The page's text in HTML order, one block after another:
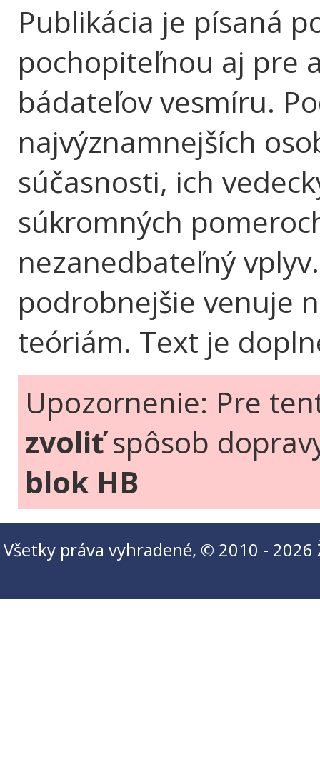
Publikácia je písaná
pochopiteľnou aj pre
bádateľov vesmíru.
najvýznamnejších
súčasnosti, ich
súkromných
nezanedbateľný
podrobnejšie venuje
teóriám. Text je
Upozornenie: Pre
zvoliťspôsob
blok HB
Všetky práva vyhradené, © 2010 -